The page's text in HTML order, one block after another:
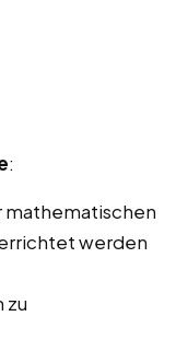
:
mathematischen
werden
zu